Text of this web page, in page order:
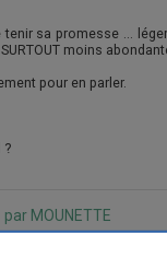
tenir sa promesse ...
moins
pour en parler.
?
MOUNETTE